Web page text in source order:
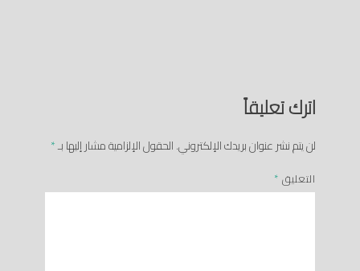
اترك تعليقاً
لن يتم نشر عنوان بريدك الإلكتروني.الحقول الإلزامية مشار إليها بـ*
التعليق *